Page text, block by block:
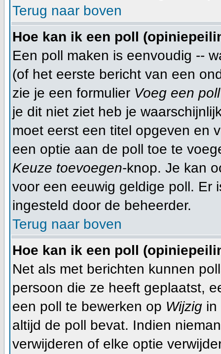
Terug naar boven
Hoe kan ik een poll
Een poll maken is eenvoudig --
(of het eerste bericht van een
zie je een formulier Voeg een
je dit niet ziet heb je
moet eerst een titel opgeven en
een optie aan de poll toe te
Keuze toevoegen-knop. Je kan
voor een eeuwig geldige poll. Er
ingesteld door de beheerder.
Terug naar boven
Hoe kan ik een poll
Net als met berichten kunnen
persoon die ze heeft geplaatst,
een poll te bewerken op Wijzig in
altijd de poll bevat. Indien
verwijderen of elke optie